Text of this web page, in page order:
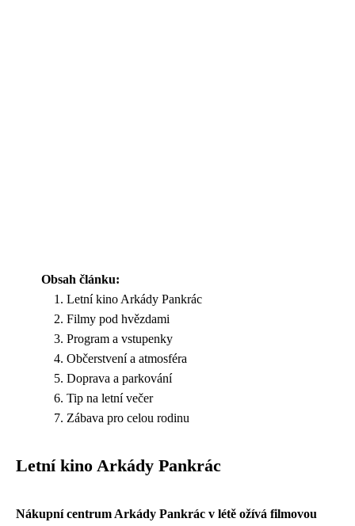
Obsah článku:
Letní kino Arkády Pankrác
Filmy pod hvězdami
Program a vstupenky
Občerstvení a atmosféra
Doprava a parkování
Tip na letní večer
Zábava pro celou rodinu
Letní kino Arkády Pankrác
Nákupní centrum Arkády Pankrác v létě ožívá filmovou